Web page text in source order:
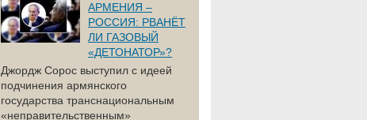
АРМЕНИЯ –
РОССИЯ: РВАНЁТ
ЛИ ГАЗОВЫЙ
«ДЕТОНАТОР»?
Джордж Сорос выступил с идеей
подчинения армянского
государства транснациональным
«неправительственным»